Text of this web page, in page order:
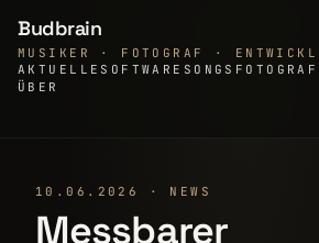
Budbrain
MUSIKER · FOTOGRAF ·
AKTUELLE SOFTWARE SONGS
ÜBER
10.06.2026 · NEWS
Messbarer